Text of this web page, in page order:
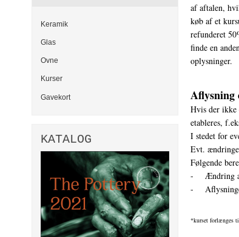
Keramik
Glas
Ovne
Kurser
Gavekort
KATALOG
af aftalen,
køb af et
refunderet
finde en
oplysninger.
Aflysning
Hvis der
etableres,
I stedet for
Evt.
Følgende
- Ændring
-
*kurset forlænges